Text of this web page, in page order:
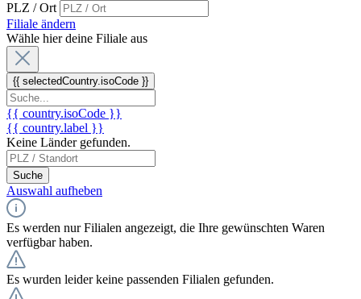
PLZ / Ort
Filiale ändern
Wähle hier deine Filiale aus
{{ selectedCountry.isoCode }}
{{ country.isoCode }}
{{ country.label }}
Keine Länder gefunden.
Suche
Auswahl aufheben
Es werden nur Filialen angezeigt, die Ihre gewünschten Waren
verfügbar haben.
Es wurden leider keine passenden Filialen gefunden.